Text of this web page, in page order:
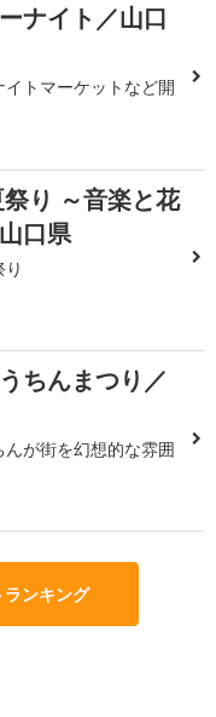
ナイト／山口
トマーケットなど開
り ～音楽と花
口県
ちんまつり／
が街を幻想的な雰囲
ンキング